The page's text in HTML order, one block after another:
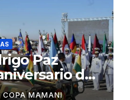
Paz
de
COPA MAMANI